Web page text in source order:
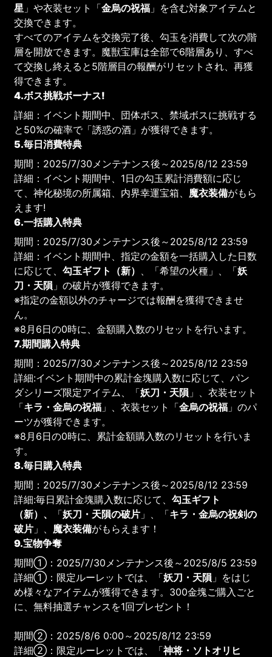
星 」や衣装セット「金烏の祝福 」を含む対象アイテムと
交換できます。
すべてのアイテムを交換完了後、勾玉を消費して次の階
層を開放できます。魔獣宝庫は全部で6階層あり、すべ
て交換し終えると5階層目の報酬がリセットされ、再獲
得できます。
4.ボス挑戦ボーナス!
詳細：イベント期間中、団体ボス、禁域ボスに挑戦する
と50%の確率で「誘惑の酒」が獲得できます。
5.毎日消費特典
期間：2025/7/30メンテナンス後～2025/8/12 23:59
詳細：イベント期間中、1日の勾玉累計消費額に応じ
て、神化秘境の所属箱、内界幸運宝箱、 魔衣装備がもら
えます!
6.一括購入特典
期間：2025/7/30メンテナンス後～2025/8/12 23:59
詳細：イベント期間中、指定の金額を一括購入した日数
に応じて、勾玉ギフト（新） 、「希望の火種」、「妖
刀・天隕 」の破片が獲得できます。
※指定の金額以外のチャージでは報酬を獲得できませ
ん。
※8月6日の0時に、金額購入数のリセットを行います。
7.期間購入特典
期間：2025/7/30メンテナンス後～2025/8/12 23:59
詳細:イベント期間中の累計金塊購入数に応じて、パン
ダシリーズ限定アイテム、「妖刀・天隕 」、衣装セット
「キラ・金烏の祝福 」、衣装セット「金烏の祝福 」のパ
ーツが獲得できます。
※8月6日の0時に、累計金額購入数のリセットを行いま
す。
8.毎日購入特典
期間：2025/7/30メンテナンス後～2025/8/12 23:59
詳細:毎日累計金塊購入数に応じて、勾玉ギフト
（新）、
「妖刀・天隕の破片 」、「キラ・金烏の祝剣の
破片 」、 魔衣装備がもらえます！
9.宝物争奪
期間①：2025/7/30メンテナンス後～2025/8/5 23:59
詳細①：限定ルーレットでは、「妖刀・天隕 」をはじ
め様々なアイテムが獲得できます。300金塊ご購入ごと
に、無料抽選チャンスを1回プレゼント！
期間②：2025/8/6 0:00～2025/8/12 23:59
詳細②：限定ルーレットでは、「神将・ソトオリヒ